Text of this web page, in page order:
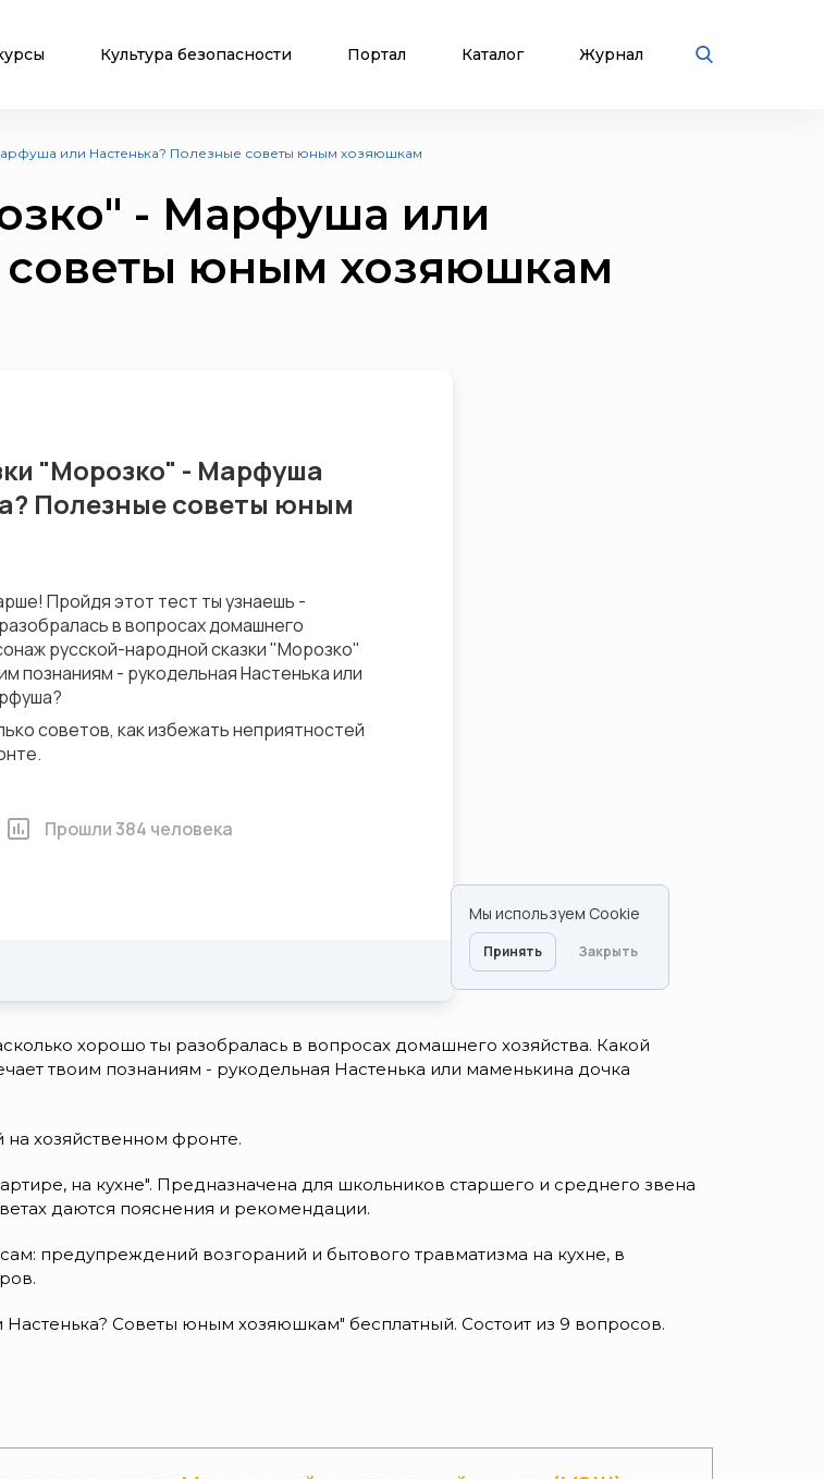
Культура безопасности Портал Каталог Журнал
или Настенька? Полезные советы юным хозяюшкам
- Марфуша или
советы юным хозяюшкам
хорошо ты разобралась в вопросах домашнего хозяйства. Какой
твоим познаниям - рукодельная Настенька или маменькина дочка
хозяйственном фронте.
на кухне". Предназначена для школьников старшего и среднего звена
даются пояснения и рекомендации.
предупреждений возгораний и бытового травматизма на кухне, в
Советы юным хозяюшкам" бесплатный. Состоит из 9 вопросов.